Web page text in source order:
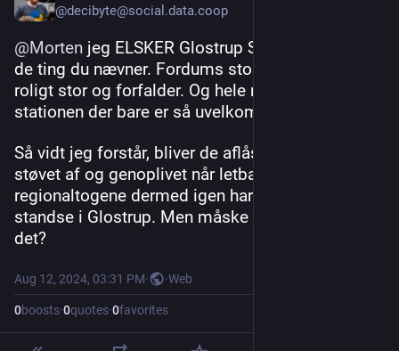
@decibyte@social.data.coop
@Morten jeg ELSKER Glostrup Station for netop
de ting du nævner. Fordums storhedstid der
roligt stor og forfalder. Og hele miljøet omkring
stationen der bare er så uvelkommende.
Så vidt jeg forstår, bliver de aflåste perroner
støvet af og genoplivet når letbanen åbner og
regionaltogene dermed igen har en grund til at
standse i Glostrup. Men måske har de droppet
det?
Aug 12, 2024, 03:31 PM· ·Web
0boosts·0quotes·0favorites